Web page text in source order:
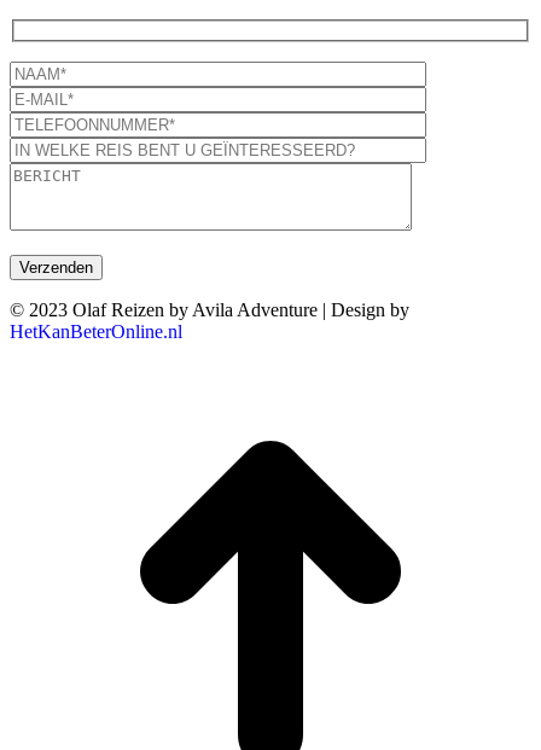
© 2023 Olaf Reizen by Avila Adventure | Design by
HetKanBeterOnline.nl